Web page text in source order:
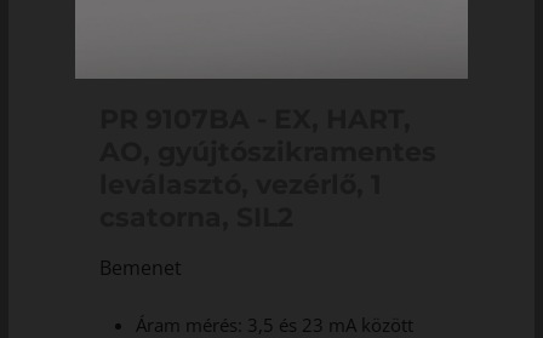
Bemenet
Áram mérés: 3,5 és 23 mA között